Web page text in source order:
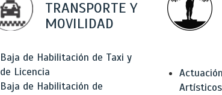
TRANSPORTE Y
MOVILIDAD
Baja de Habilitación de Taxi y
de Licencia
Baja de Habilitación de